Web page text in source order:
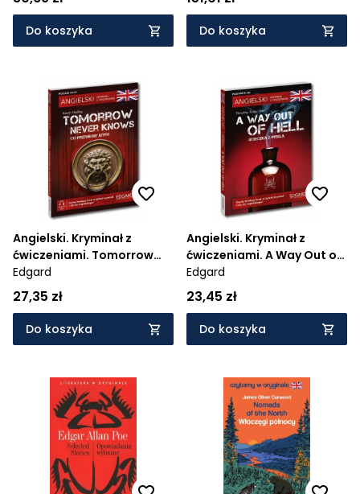
Do koszyka Do koszyka
Angielski. Kryminał z
ćwiczeniami. Tomorrow
Never Knows
Edgard
27,35 zł
Do koszyka
Angielski. Kryminał z
ćwiczeniami. A Way Out of
Hell
Edgard
23,45 zł
Do koszyka